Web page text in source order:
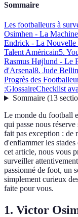
Sommaire
Les footballeurs à
Osimhen - La
Endrick - La Nouvelle
Talent Américain5.
Rasmus Højlund - Le
d'Arsenal8. Jude
Progrès des
:GlossaireChecklist
Sommaire(13
Le monde du football
qui passe nous
fait pas exception : de
d'enflammer les
cet article, nous vous
surveiller
passionné de foot, un
simplement curieux
faite pour vous.
1. Victor